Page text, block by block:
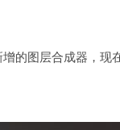
的图层合成器，现